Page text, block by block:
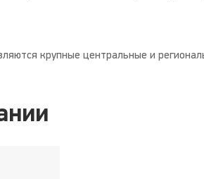
крупные центральные и